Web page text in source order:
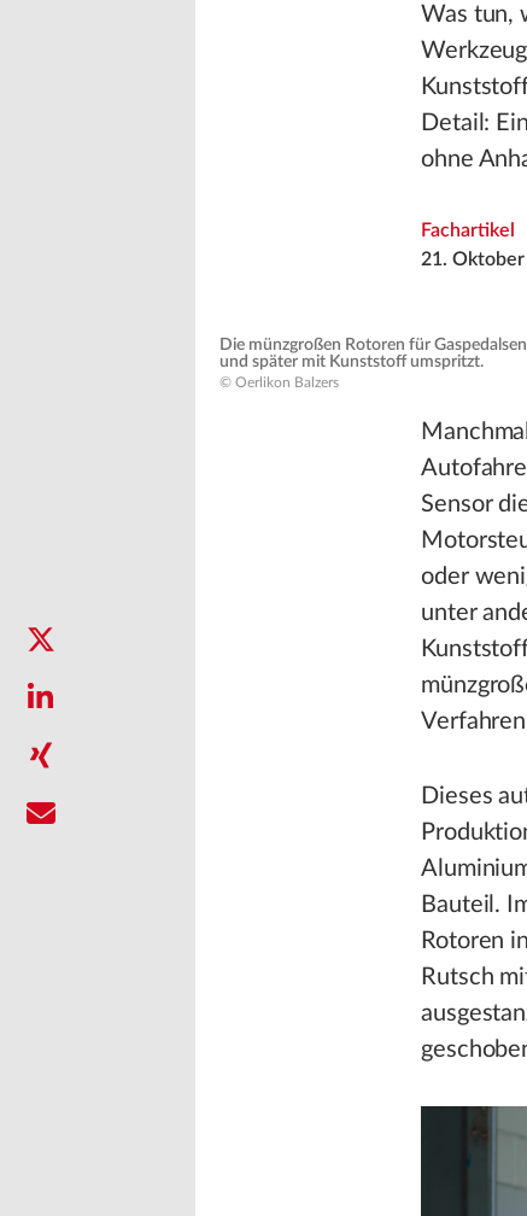
Was tun,
Detail:
ohne
Fachartikel
21.
Die münzgroßen Rotoren für
und später mit Kunststoff umspritzt.
© Oerlikon Balzers
Sensor
oder
unter
Dieses
Bauteil.
Rotoren
Rutsch